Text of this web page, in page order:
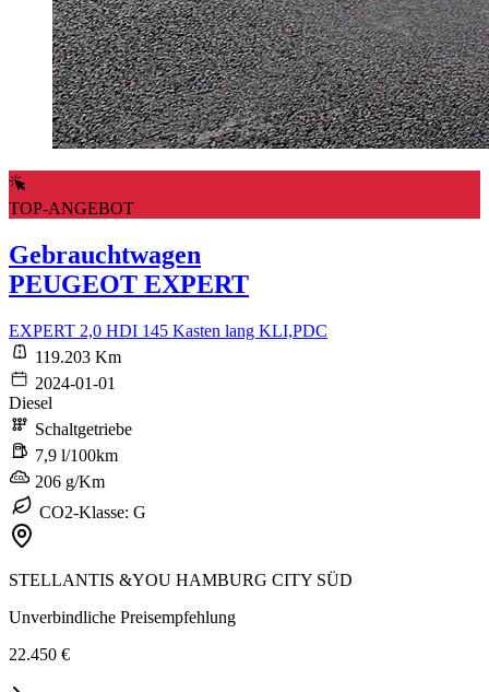
TOP-ANGEBOT
Gebrauchtwagen
PEUGEOT EXPERT
EXPERT 2,0 HDI 145 Kasten lang KLI,PDC
119.203 Km
2024-01-01
Diesel
Schaltgetriebe
7,9 l/100km
206 g/Km
CO2-Klasse: G
STELLANTIS &YOU HAMBURG CITY SÜD
Unverbindliche Preisempfehlung
22.450 €